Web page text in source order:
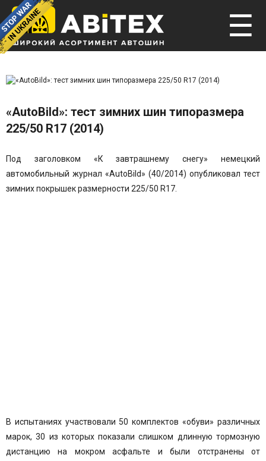
☰
«AutoBild»: тест зимних шин типоразмера
225/50 R17 (2014)
Под заголовком «К завтрашнему снегу» немецкий
автомобильный журнал «AutoBild» (40/2014) опубликовал тест
зимних покрышек размерности 225/50 R17.
В испытаниях участвовали 50 комплектов «обуви» различных
марок, 30 из которых показали слишком длинную тормозную
дистанцию на мокром асфальте и были отстранены от